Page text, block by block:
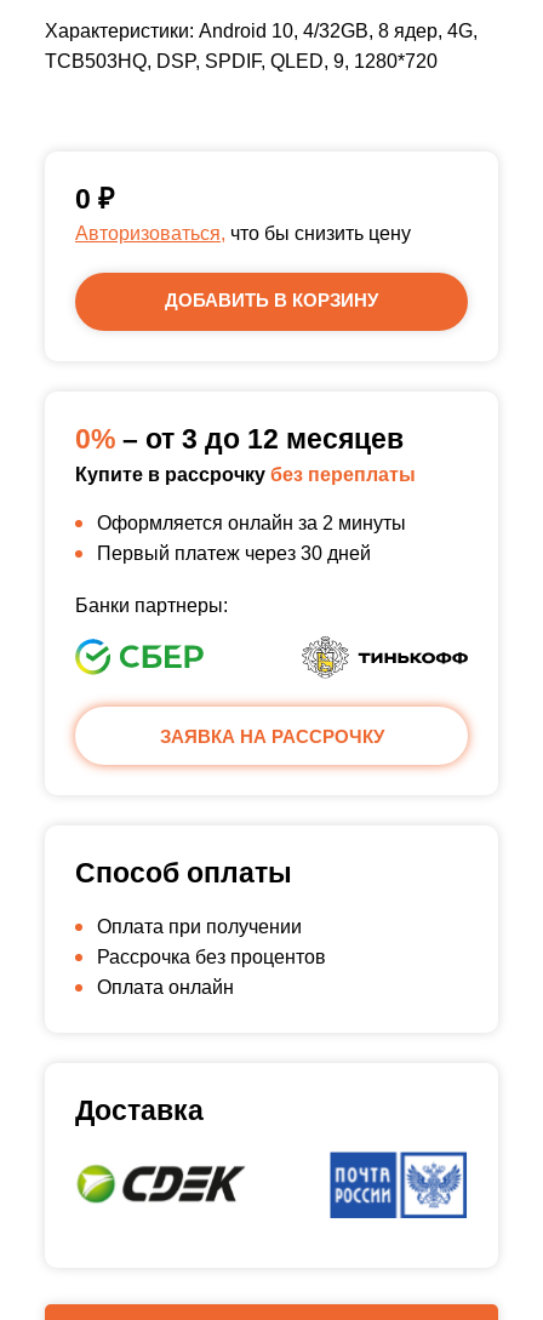
Характеристики: Android 10, 4/32GB, 8 ядер, 4G,
TCB503HQ, DSP, SPDIF, QLED, 9, 1280*720
0 ₽
Авторизоваться, что бы снизить цену
ДОБАВИТЬ В КОРЗИНУ
0% – от 3 до 12 месяцев
Купите в рассрочку без переплаты
Оформляется онлайн за 2 минуты
Первый платеж через 30 дней
Банки партнеры:
ЗАЯВКА НА РАССРОЧКУ
Способ оплаты
Оплата при получении
Рассрочка без процентов
Оплата онлайн
Доставка